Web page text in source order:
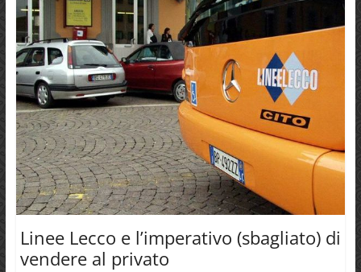
Linee Lecco e l’imperativo (sbagliato) di
vendere al privato